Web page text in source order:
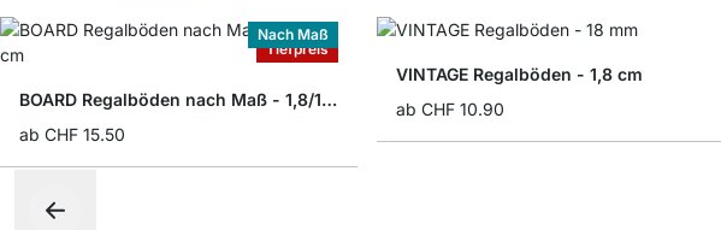
Tiefpreis
Nach Maß
BOARD Regalböden nach Maß - 1,8/1,9 cm
ab CHF 15.50
VINTAGE Regalböden - 1,8 cm
ab CHF 10.90